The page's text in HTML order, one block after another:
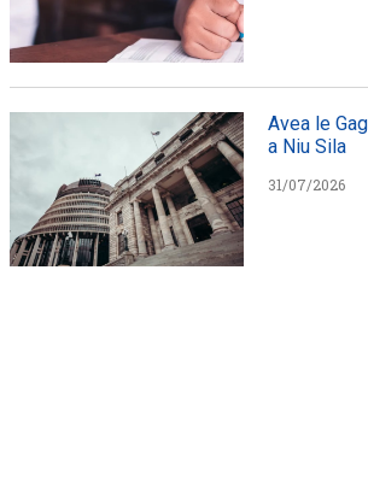
Avea le
a Niu Sila
31/07/2026